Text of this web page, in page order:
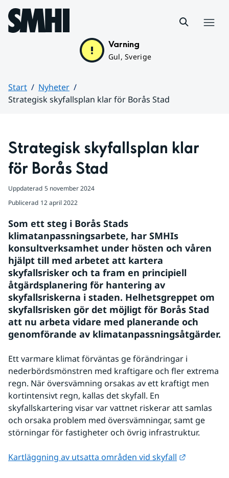
Hoppa till sidans innehåll
Varning
Gul, Sverige
Start
Nyheter
Strategisk skyfallsplan klar för Borås Stad
Strategisk skyfallsplan klar
för Borås Stad
Uppdaterad 5 november 2024
Publicerad 12 april 2022
Som ett steg i Borås Stads
klimatanpassningsarbete, har SMHIs
konsultverksamhet under hösten och våren
hjälpt till med arbetet att kartera
skyfallsrisker och ta fram en principiell
åtgärdsplanering för hantering av
skyfallsriskerna i staden. Helhetsgreppet om
skyfallsrisken gör det möjligt för Borås Stad
att nu arbeta vidare med planerande och
genomförande av klimatanpassningsåtgärder.
Ett varmare klimat förväntas ge förändringar i
nederbördsmönstren med kraftigare och fler extrema
regn. När översvämning orsakas av ett kraftigt men
kortintensivt regn, kallas det skyfall. En
skyfallskartering visar var vattnet riskerar att samlas
och orsaka problem med översvämningar, samt ge
störningar för fastigheter och övrig infrastruktur.
Kartläggning av utsatta områden vid skyfall